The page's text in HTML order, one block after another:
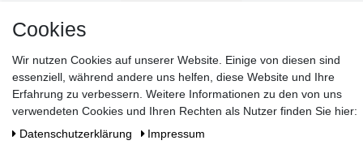
Cookies
Wir nutzen Cookies auf unserer Website. Einige von diesen sind
essenziell, während andere uns helfen, diese Website und Ihre
Erfahrung zu verbessern. Weitere Informationen zu den von uns
verwendeten Cookies und Ihren Rechten als Nutzer finden Sie hier:
Daten­schutz­erklärung
Impressum